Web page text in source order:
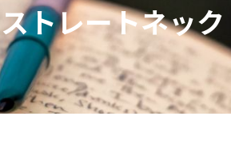
ストレートネッ